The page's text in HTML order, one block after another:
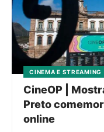
CINEMA E STREAMING
CineOP |
Preto
online